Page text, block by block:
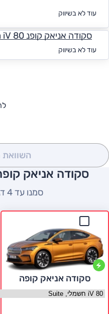
עוד לא בשיווק
סקודה אניאק קופנ iV 80 חשמלי, Sportline
עוד לא בשיווק
השוואת
סקודה אניאק
סמנו עד 4 דגמים להשוואה
סקודה אניאק קופה
בחר גרסה סקודה אניאק קופה